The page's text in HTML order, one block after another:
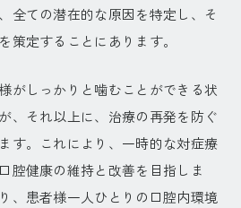
全ての潜在的な原因を特定し、そ
策定することにあります。
がしっかりと噛むことができる状
、それ以上に、治療の再発を防ぐ
す。これにより、一時的な対症療
腔健康の維持と改善を目指しま
、患者様一人ひとりの口腔内環境